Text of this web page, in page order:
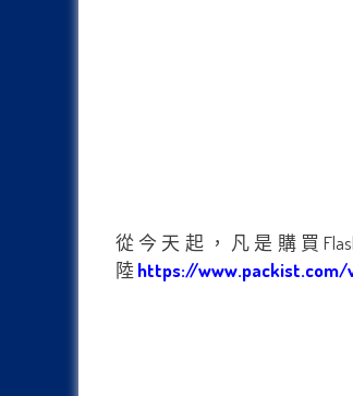
從今天起，凡是購買
陸https://www.packist.com/